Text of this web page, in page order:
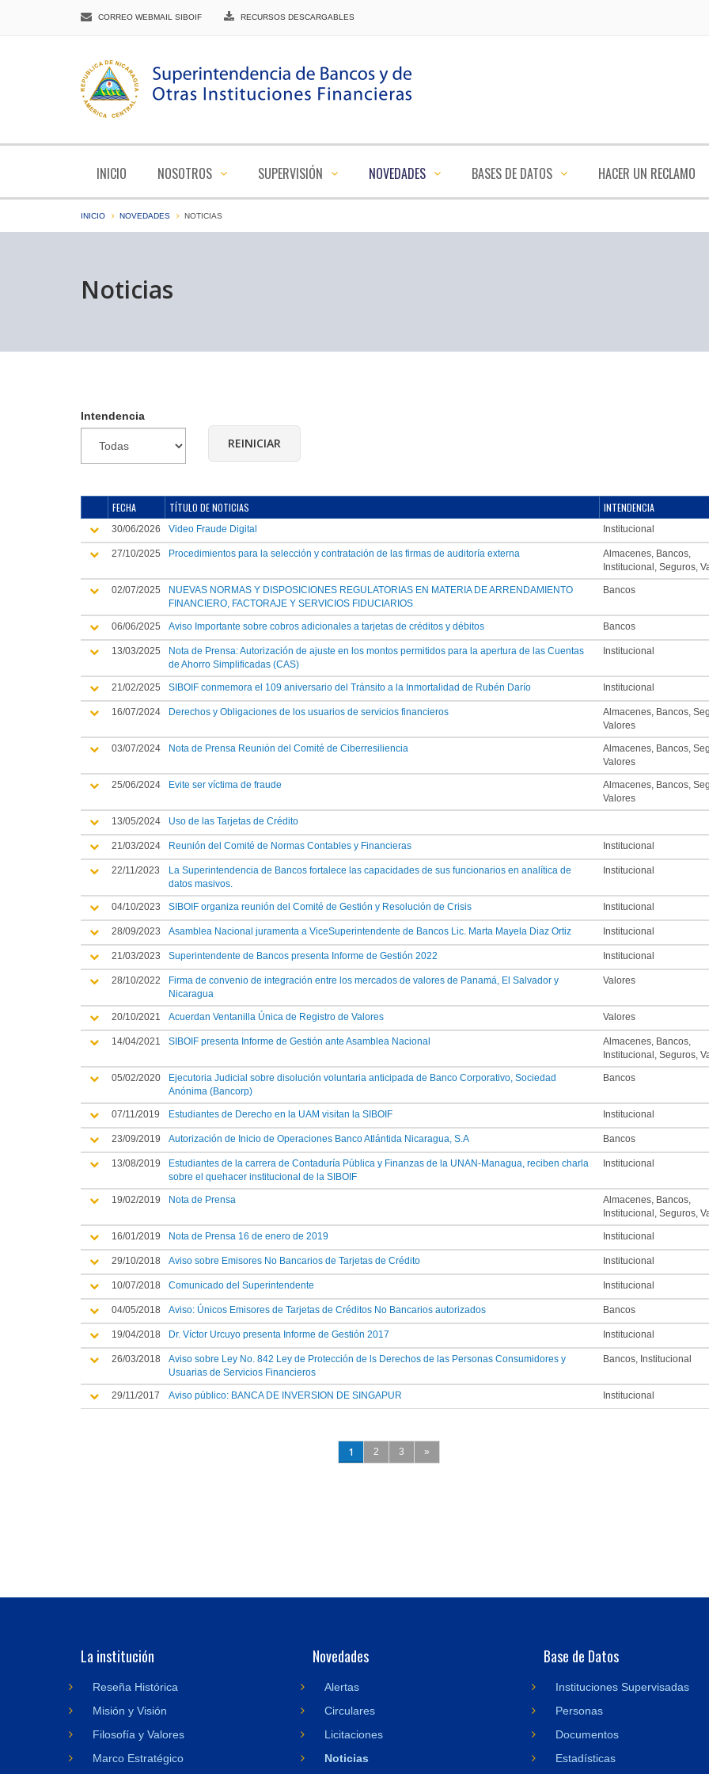
CORREO WEBMAIL SIBOIF RECURSOS DESCARGABLES
INICIO NOSOTROS SUPERVISIÓN NOVEDADES BASES DE DATOS HACER UN RECLAMO
INICIO NOVEDADES NOTICIAS
Noticias
Intendencia
FECHA TÍTULO DE NOTICIAS INTENDENCIA
30/06/2026 Video Fraude Digital Institucional
27/10/2025 Procedimientos para la selección y contratación de las firmas de auditoría externa
Almacenes, Bancos,
Institucional, Seguros,
02/07/2025
NUEVAS NORMAS Y DISPOSICIONES REGULATORIAS EN MATERIA DE ARRENDAMIENTO
FINANCIERO, FACTORAJE Y SERVICIOS FIDUCIARIOS
Bancos
06/06/2025 Aviso Importante sobre cobros adicionales a tarjetas de créditos y débitos Bancos
13/03/2025
Nota de Prensa: Autorización de ajuste en los montos permitidos para la apertura de las Cuentas
de Ahorro Simplificadas (CAS)
Institucional
21/02/2025 SIBOIF conmemora el 109 aniversario del Tránsito a la Inmortalidad de Rubén Darío Institucional
16/07/2024 Derechos y Obligaciones de los usuarios de servicios financieros
Almacenes, Bancos,
Valores
03/07/2024 Nota de Prensa Reunión del Comité de Ciberresiliencia
Almacenes, Bancos,
Valores
25/06/2024 Evite ser víctima de fraude
Almacenes, Bancos,
Valores
13/05/2024 Uso de las Tarjetas de Crédito
21/03/2024 Reunión del Comité de Normas Contables y Financieras Institucional
22/11/2023
La Superintendencia de Bancos fortalece las capacidades de sus funcionarios en analítica de
datos masivos.
Institucional
04/10/2023 SIBOIF organiza reunión del Comité de Gestión y Resolución de Crisis Institucional
28/09/2023 Asamblea Nacional juramenta a ViceSuperintendente de Bancos Lic. Marta Mayela Diaz Ortiz Institucional
21/03/2023 Superintendente de Bancos presenta Informe de Gestión 2022 Institucional
28/10/2022
Firma de convenio de integración entre los mercados de valores de Panamá, El Salvador y
Nicaragua
Valores
20/10/2021 Acuerdan Ventanilla Única de Registro de Valores Valores
14/04/2021 SIBOIF presenta Informe de Gestión ante Asamblea Nacional
Almacenes, Bancos,
Institucional, Seguros,
05/02/2020
Ejecutoria Judicial sobre disolución voluntaria anticipada de Banco Corporativo, Sociedad
Anónima (Bancorp)
Bancos
07/11/2019 Estudiantes de Derecho en la UAM visitan la SIBOIF Institucional
23/09/2019 Autorización de Inicio de Operaciones Banco Atlántida Nicaragua, S.A Bancos
13/08/2019
Estudiantes de la carrera de Contaduría Pública y Finanzas de la UNAN-Managua, reciben charla
sobre el quehacer institucional de la SIBOIF
Institucional
19/02/2019 Nota de Prensa
Almacenes, Bancos,
Institucional, Seguros,
16/01/2019 Nota de Prensa 16 de enero de 2019 Institucional
29/10/2018 Aviso sobre Emisores No Bancarios de Tarjetas de Crédito Institucional
10/07/2018 Comunicado del Superintendente Institucional
04/05/2018 Aviso: Únicos Emisores de Tarjetas de Créditos No Bancarios autorizados Bancos
19/04/2018 Dr. Víctor Urcuyo presenta Informe de Gestión 2017 Institucional
26/03/2018
Aviso sobre Ley No. 842 Ley de Protección de ls Derechos de las Personas Consumidores y
Usuarias de Servicios Financieros
Bancos, Institucional
29/11/2017 Aviso público: BANCA DE INVERSION DE SINGAPUR Institucional
1 2 3 »
La institución
Reseña Histórica
Misión y Visión
Filosofía y Valores
Marco Estratégico
Novedades
Alertas
Circulares
Licitaciones
Noticias
Base de Datos
Instituciones Supervisadas
Personas
Documentos
Estadísticas